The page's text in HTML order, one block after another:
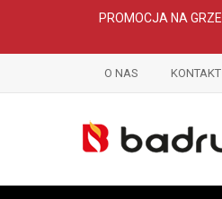
PROMOCJA NA
O NAS KONTAKT